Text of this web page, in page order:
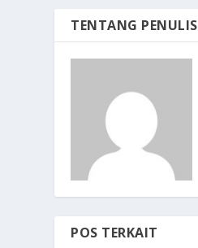
TENTANG PENULIS
POS TERKAIT